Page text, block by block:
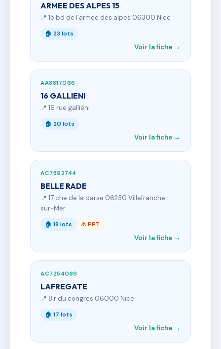
ARMEE DES ALPES 15
📍 15 bd de l'armee des alpes 06300 Nice
🏠 23 lots
Voir la fiche →
AA8817066
16 GALLIENI
📍 16 rue galliéni
🏠 20 lots
Voir la fiche →
AC7592744
BELLE RADE
📍 17 che de la darse 06230 Villefranche-
sur-Mer
🏠 18 lots ⚠ PPT
Voir la fiche →
AC7254089
LAFREGATE
📍 8 r du congres 06000 Nice
🏠 17 lots
Voir la fiche →